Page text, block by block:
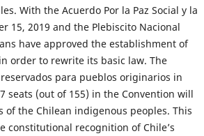
With the Acuerdo Por la Paz Social y la
15, 2019 and the Plebiscito Nacional
have approved the establishment of
order to rewrite its basic law. The
para pueblos originarios in
seats (out of 155) in the Convention will
the Chilean indigenous peoples. This
constitutional recognition of Chile’s